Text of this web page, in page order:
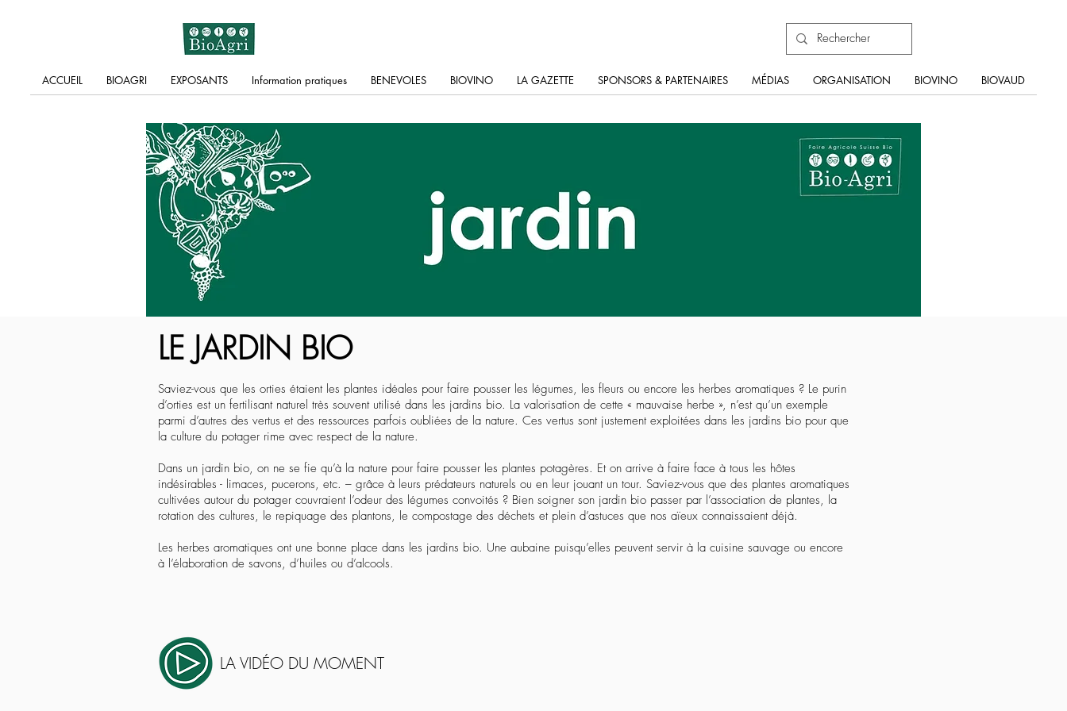
ACCUEIL BIOAGRI EXPOSANTS Information pratiques BENEVOLES BIOVINO LA GAZETTE SPONSORS & PARTENAIRES MÉDIAS ORGANISATION BIOVINO BIOVAUD
LE JARDIN BIO
Saviez-vous que les orties étaient les plantes idéales pour faire pousser les légumes, les fleurs ou encore les herbes aromatiques ? Le purin
d’orties est un fertilisant naturel très souvent utilisé dans les jardins bio. La valorisation de cette « mauvaise herbe », n’est qu’un exemple
parmi d’autres des vertus et des ressources parfois oubliées de la nature. Ces vertus sont justement exploitées dans les jardins bio pour que
la culture du potager rime avec respect de la nature.
Dans un jardin bio, on ne se fie qu’à la nature pour faire pousser les plantes potagères. Et on arrive à faire face à tous les hôtes
indésirables - limaces, pucerons, etc. – grâce à leurs prédateurs naturels ou en leur jouant un tour. Saviez-vous que des plantes aromatiques
cultivées autour du potager couvraient l’odeur des légumes convoités ? Bien soigner son jardin bio passer par l’association de plantes, la
rotation des cultures, le repiquage des plantons, le compostage des déchets et plein d’astuces que nos aïeux connaissaient déjà.
Les herbes aromatiques ont une bonne place dans les jardins bio. Une aubaine puisqu’elles peuvent servir à la cuisine sauvage ou encore
à l’élaboration de savons, d’huiles ou d’alcools.
LA VIDÉO DU MOMENT